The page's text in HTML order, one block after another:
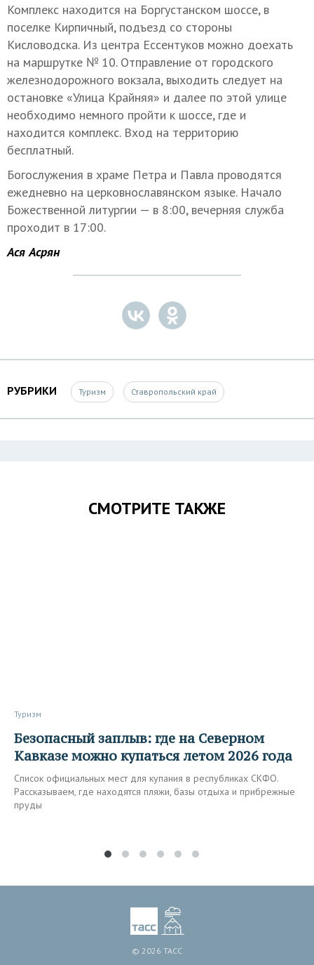
Комплекс находится на Боргустанском шоссе, в
поселке Кирпичный, подъезд со стороны
Кисловодска. Из центра Ессентуков можно доехать
на маршрутке № 10. Отправление от городского
железнодорожного вокзала, выходить следует на
остановке «Улица Крайняя» и далее по этой улице
необходимо немного пройти к шоссе, где и
находится комплекс. Вход на территорию
бесплатный.
Богослужения в храме Петра и Павла проводятся
ежедневно на церковнославянском языке. Начало
Божественной литургии — в 8:00, вечерняя служба
проходит в 17:00.
Ася Асрян
РУБРИКИ Туризм Ставропольский край
СМОТРИТЕ ТАКЖЕ
Туризм
Безопасный заплыв: где на Северном
Кавказе можно купаться летом 2026 года
Список официальных мест для купания в республиках СКФО.
Рассказываем, где находятся пляжи, базы отдыха и прибрежные
пруды
© 2026 ТАСС